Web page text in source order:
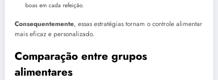
boas em cada refeição.
Consequentemente, essas estratégias tornam o controle alimentar
mais eficaz e personalizado.
Comparação entre grupos
alimentares